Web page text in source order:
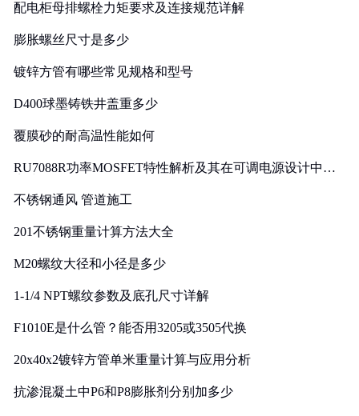
配电柜母排螺栓力矩要求及连接规范详解
膨胀螺丝尺寸是多少
镀锌方管有哪些常见规格和型号
D400球墨铸铁井盖重多少
覆膜砂的耐高温性能如何
RU7088R功率MOSFET特性解析及其在可调电源设计中的
不锈钢通风 管道施工
201不锈钢重量计算方法大全
M20螺纹大径和小径是多少
1-1/4 NPT螺纹参数及底孔尺寸详解
F1010E是什么管？能否用3205或3505代换
20x40x2镀锌方管单米重量计算与应用分析
抗渗混凝土中P6和P8膨胀剂分别加多少